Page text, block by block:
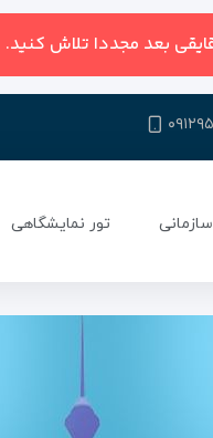
بعد مجددا تلاش کنید.
تور نمایشگاهی